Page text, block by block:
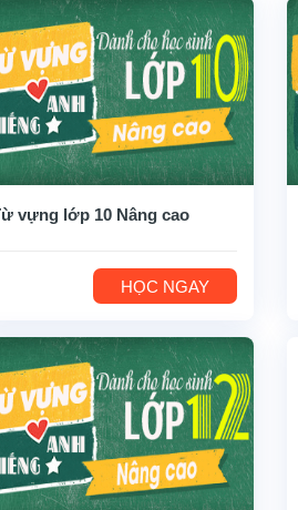
vựng lớp 10 Nâng cao
HỌC NGAY